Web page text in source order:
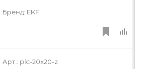
Бренд: EKF
Арт.: plc-20x20-z